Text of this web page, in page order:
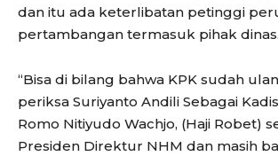
dan itu ada keterlibatan petinggi
pertambangan termasuk pihak dinas.
“Bisa di bilang bahwa KPK sudah
periksa Suriyanto Andili Sebagai
Romo Nitiyudo Wachjo, (Haji Robet)
Presiden Direktur NHM dan masih